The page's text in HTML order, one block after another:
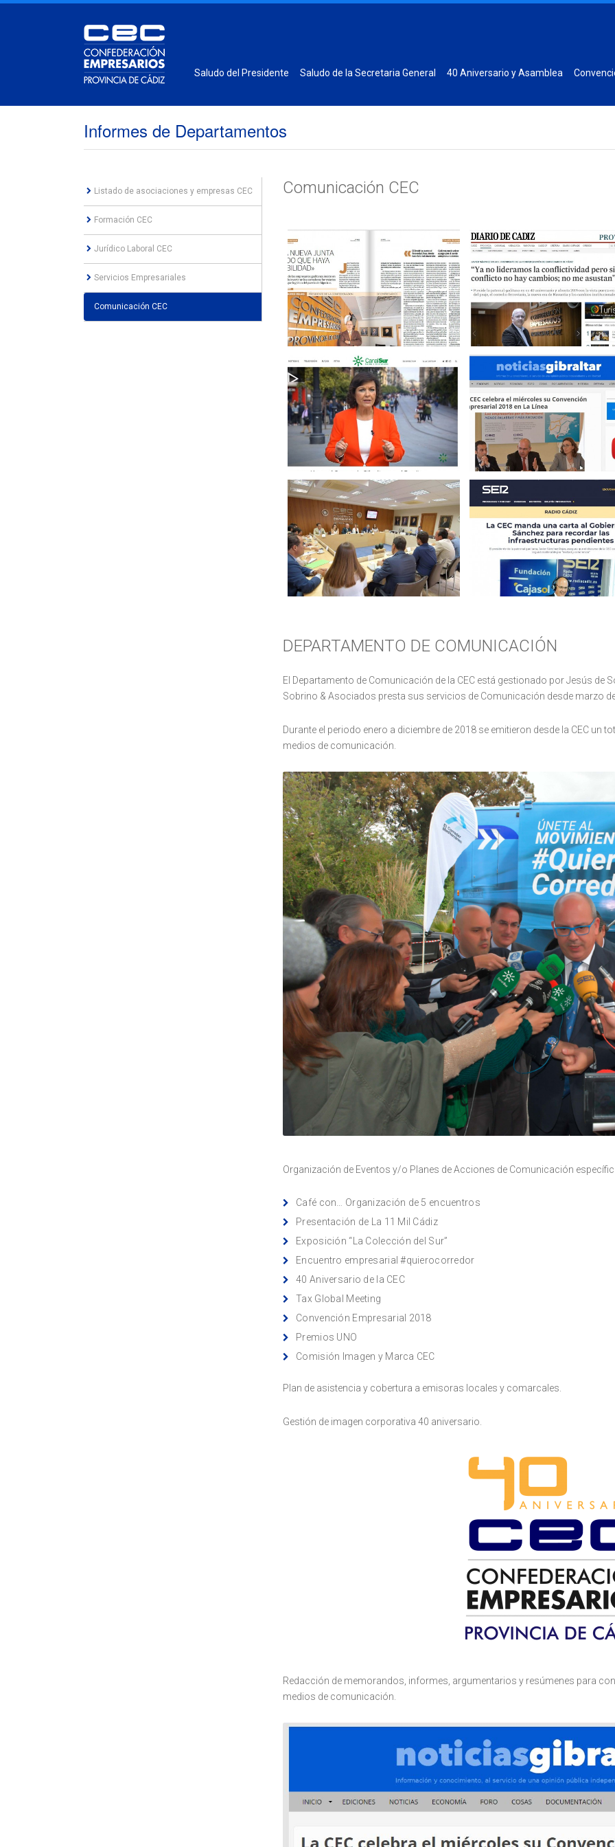
Saludo del Presidente Saludo de la Secretaria General 40 Aniversario y Asamblea
Informes de Departamentos
Listado de asociaciones y empresas CEC
Formación CEC
Jurídico Laboral CEC
Servicios Empresariales
Comunicación CEC
Comunicación CEC
DEPARTAMENTO DE COMUNICACIÓN
El Departamento de Comunicación de la CEC está gestionado por Jesús de
Sobrino & Asociados presta sus servicios de Comunicación desde marzo
Durante el periodo enero a diciembre de 2018 se emitieron desde la CEC un
medios de comunicación.
Organización de Eventos y/o Planes de Acciones de Comunicación
Café con… Organización de 5 encuentros
Presentación de La 11 Mil Cádiz
Exposición “La Colección del Sur”
Encuentro empresarial #quierocorredor
40 Aniversario de la CEC
Tax Global Meeting
Convención Empresarial 2018
Premios UNO
Comisión Imagen y Marca CEC
Plan de asistencia y cobertura a emisoras locales y comarcales.
Gestión de imagen corporativa 40 aniversario.
Redacción de memorandos, informes, argumentarios y resúmenes para
medios de comunicación.